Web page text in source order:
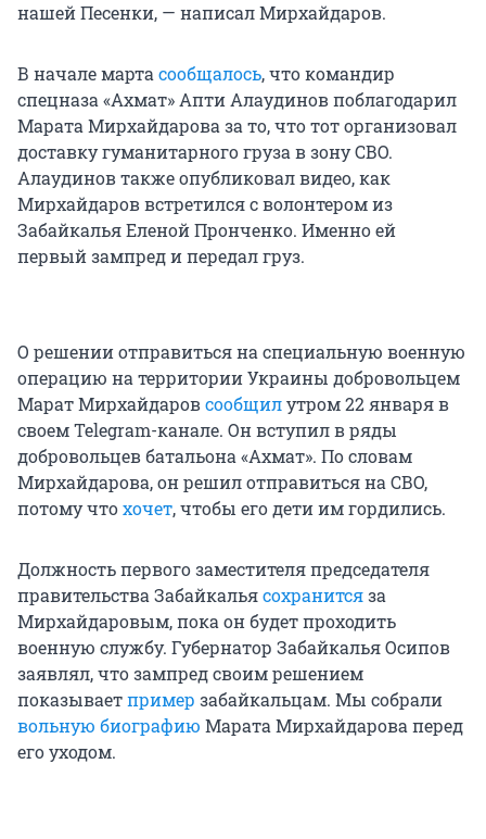
нашей Песенки, — написал Мирхайдаров.
В начале мартасообщалось, что командир
спецназа «Ахмат» Апти Алаудинов поблагодарил
Марата Мирхайдарова за то, что тот организовал
доставку гуманитарного груза в зону СВО.
Алаудинов также опубликовал видео, как
Мирхайдаров встретился с волонтером из
Забайкалья Еленой Пронченко. Именно ей
первый зампред и передал груз.
О решении отправиться на специальную военную
операцию на территории Украины добровольцем
Марат Мирхайдаровсообщилутром 22 января в
своем Telegram-канале. Он вступил в ряды
добровольцев батальона «Ахмат». По словам
Мирхайдарова, он решил отправиться на СВО,
потому чтохочет, чтобы его дети им гордились.
Должность первого заместителя председателя
правительства Забайкальясохранитсяза
Мирхайдаровым, пока он будет проходить
военную службу. Губернатор Забайкалья Осипов
заявлял, что зампред своим решением
показываетпример забайкальцам. Мы собрали
вольную биографию Марата Мирхайдарова перед
его уходом.